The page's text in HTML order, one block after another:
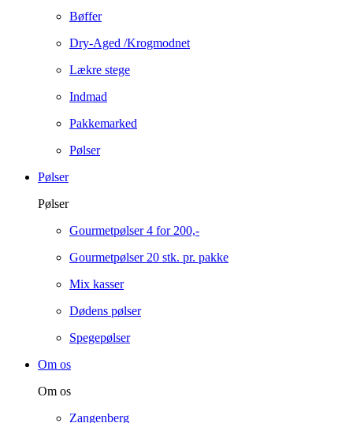
Bøffer
Dry-Aged /Krogmodnet
Lækre stege
Indmad
Pakkemarked
Pølser
Pølser
Pølser
Gourmetpølser 4 for 200,-
Gourmetpølser 20 stk. pr. pakke
Mix kasser
Dødens pølser
Spegepølser
Om os
Om os
Zangenberg